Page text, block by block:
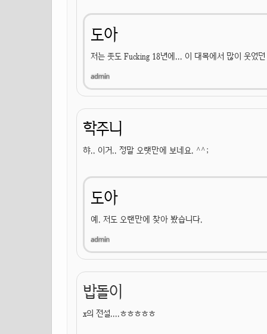
도아
저는 좃도 Fucking 18년에... 이 대목에서 많이 웃었
학주니
햐.. 이거.. 정말 오랫만에 보네요. ^^;
도아
예. 저도 오랜만에 찾아 봤습니다.
밥돌이
x의 전설....ㅎㅎㅎㅎㅎ